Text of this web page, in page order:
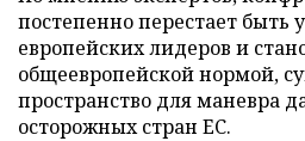
постепенно перестает быть
европейских лидеров и
общеевропейской нормой,
пространство для маневра
осторожных стран ЕС.